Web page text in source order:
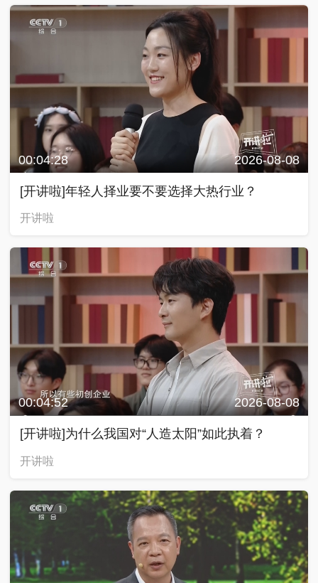
00:04:28 2026-08-08
[开讲啦]年轻人择业要不要选择大热行业？
开讲啦
00:04:52 2026-08-08
[开讲啦]为什么我国对“人造太阳”如此执着？
开讲啦